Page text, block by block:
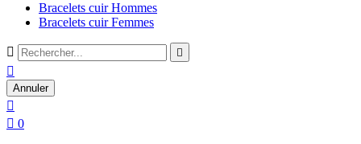
Bracelets cuir Hommes
Bracelets cuir Femmes
 

Annuler

 0